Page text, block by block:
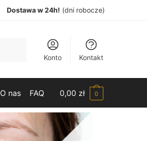
Dostawa w 24h! (dni robocze)
Konto Kontakt
O nas FAQ 0,00 zł 0